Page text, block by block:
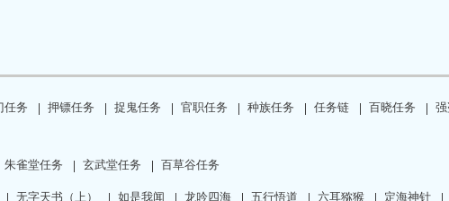
任务 押镖任务 捉鬼任务 官职任务 种族任务 任务链 百晓任务
朱雀堂任务 玄武堂任务 百草谷任务
无字天书（上） 如是我闻 龙吟四海 五行悟道 六耳猕猴 定海神针